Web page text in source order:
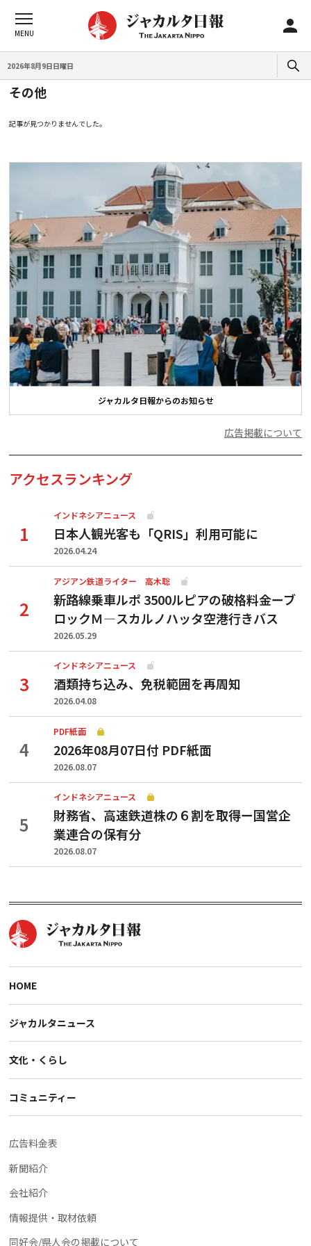
2026年8月9日日曜日
その他
記事が見つかりませんでした。
ジャカルタ日報からのお知らせ
広告掲載について
アクセスランキング
インドネシアニュース
日本人観光客も「QRIS」利用可能に
2026.04.24
アジアン鉄道ライター 高木聡
新路線乗車ルポ 3500ルピアの破格料金ーブ
ロックＭ―スカルノハッタ空港行きバス
2026.05.29
インドネシアニュース
酒類持ち込み、免税範囲を再周知
2026.04.08
PDF紙面
2026年08月07日付 PDF紙面
2026.08.07
インドネシアニュース
財務省、高速鉄道株の６割を取得ー国営企
業連合の保有分
2026.08.07
HOME
ジャカルタニュース
文化・くらし
コミュニティー
広告料金表
新聞紹介
会社紹介
情報提供・取材依頼
同好会/県人会の掲載について